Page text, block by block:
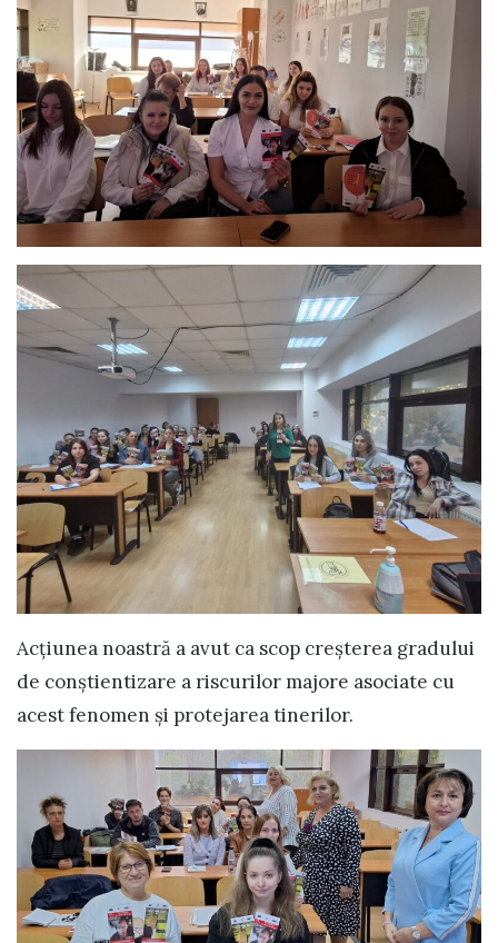
Acțiunea noastră a avut ca scop creșterea gradului
de conștientizare a riscurilor majore asociate cu
acest fenomen și protejarea tinerilor.